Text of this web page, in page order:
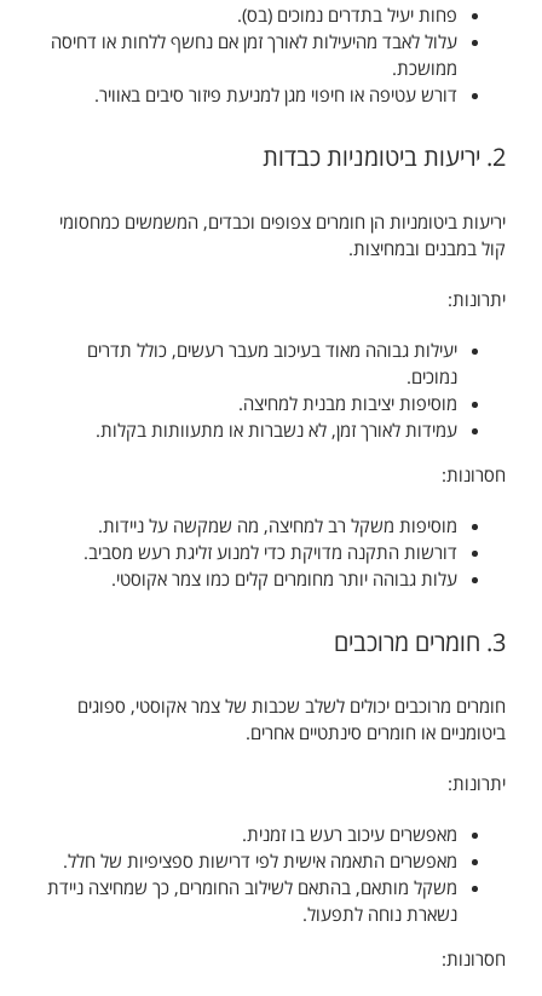
פחות יעיל בתדרים נמוכים (בס).
עלול לאבד מהיעילות לאורך זמן אם נחשף ללחות או דחיסה
ממושכת.
דורש עטיפה או חיפוי מגן למניעת פיזור סיבים באוויר.
2. יריעות ביטומניות כבדות
יריעות ביטומניות הן חומרים צפופים וכבדים, המשמשים כמחסומי
קול במבנים ובמחיצות.
יתרונות:
יעילות גבוהה מאוד בעיכוב מעבר רעשים, כולל תדרים
נמוכים.
מוסיפות יציבות מבנית למחיצה.
עמידות לאורך זמן, לא נשברות או מתעוותות בקלות.
חסרונות:
מוסיפות משקל רב למחיצה, מה שמקשה על ניידות.
דורשות התקנה מדויקת כדי למנוע זליגת רעש מסביב.
עלות גבוהה יותר מחומרים קלים כמו צמר אקוסטי.
3. חומרים מרוכבים
חומרים מרוכבים יכולים לשלב שכבות של צמר אקוסטי, ספוגים
ביטומניים או חומרים סינתטיים אחרים.
יתרונות:
מאפשרים עיכוב רעש בו זמנית.
מאפשרים התאמה אישית לפי דרישות ספציפיות של חלל.
משקל מותאם, בהתאם לשילוב החומרים, כך שמחיצה ניידת
נשארת נוחה לתפעול.
חסרונות: